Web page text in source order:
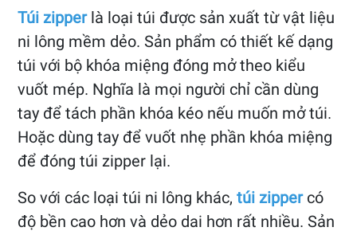
Túi zipperlà loại túi được sản xuất từ vật liệu
ni lông mềm dẻo. Sản phẩm có thiết kế dạng
túi với bộ khóa miệng đóng mở theo kiểu
vuốt mép. Nghĩa là mọi người chỉ cần dùng
tay để tách phần khóa kéo nếu muốn mở túi.
Hoặc dùng tay để vuốt nhẹ phần khóa miệng
để đóng túi zipper lại.
So với các loại túi ni lông khác, túi zippercó
độ bền cao hơn và dẻo dai hơn rất nhiều. Sản